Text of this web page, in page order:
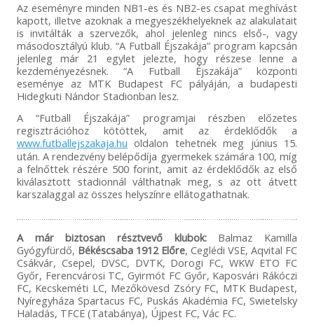
Az eseményre minden NB1-es és NB2-es csapat meghívást
kapott, illetve azoknak a megyeszékhelyeknek az alakulatait
is invitálták a szervezők, ahol jelenleg nincs első-, vagy
másodosztályú klub. “A Futball Éjszakája” program kapcsán
jelenleg már 21 egylet jelezte, hogy részese lenne a
kezdeményezésnek. “A Futball Éjszakája” központi
eseménye az MTK Budapest FC pályáján, a budapesti
Hidegkuti Nándor Stadionban lesz.
A “Futball Éjszakája” programjai részben előzetes
regisztrációhoz kötöttek, amit az érdeklődők a
www.futballejszakaja.hu oldalon tehetnek meg június 15.
után. A rendezvény belépődíja gyermekek számára 100, míg
a felnőttek részére 500 forint, amit az érdeklődők az első
kiválasztott stadionnál válthatnak meg, s az ott átvett
karszalaggal az összes helyszínre ellátogathatnak.
A már biztosan résztvevő klubok:Balmaz Kamilla
Gyógyfürdő, Békéscsaba 1912 Előre, Ceglédi VSE, Aqvital FC
Csákvár, Csepel, DVSC, DVTK, Dorogi FC, WKW ETO FC
Győr, Ferencvárosi TC, Gyirmót FC Győr, Kaposvári Rákóczi
FC, Kecskeméti LC, Mezőkövesd Zsóry FC, MTK Budapest,
Nyíregyháza Spartacus FC, Puskás Akadémia FC, Swietelsky
Haladás, TFCE (Tatabánya), Újpest FC, Vác FC.